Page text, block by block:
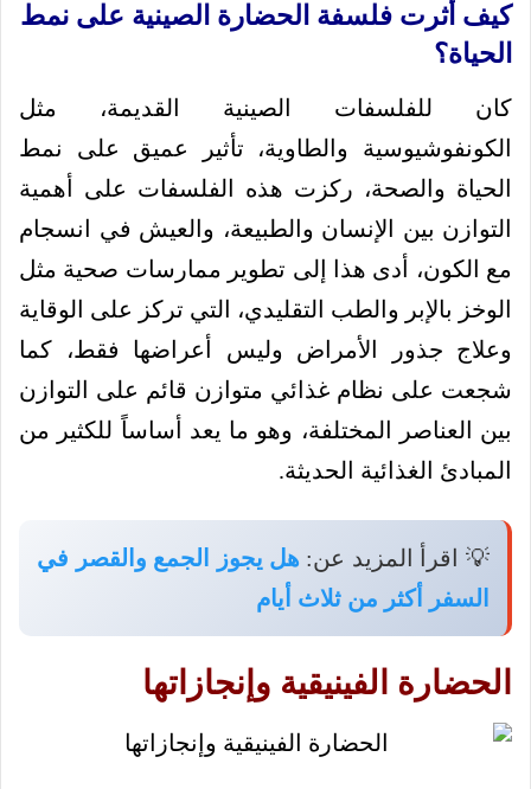
كيف أثرت فلسفة الحضارة الصينية على نمط
الحياة؟
كان للفلسفات الصينية القديمة، مثل
الكونفوشيوسية والطاوية، تأثير عميق على نمط
الحياة والصحة، ركزت هذه الفلسفات على أهمية
التوازن بين الإنسان والطبيعة، والعيش في انسجام
مع الكون، أدى هذا إلى تطوير ممارسات صحية مثل
الوخز بالإبر والطب التقليدي، التي تركز على الوقاية
وعلاج جذور الأمراض وليس أعراضها فقط، كما
شجعت على نظام غذائي متوازن قائم على التوازن
بين العناصر المختلفة، وهو ما يعد أساساً للكثير من
المبادئ الغذائية الحديثة.
💡 اقرأ المزيد عن:هل يجوز الجمع والقصر في
السفر أكثر من ثلاث أيام
الحضارة الفينيقية وإنجازاتها